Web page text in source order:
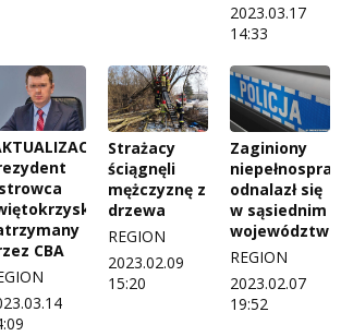
2023.03.17
14:33
CBA
Strażacy
ściągnęli
mężczyznę z
drzewa
REGION
2023.02.09
15:20
Zaginiony
odnalazł się
w sąsiednim
REGION
2023.02.07
19:52